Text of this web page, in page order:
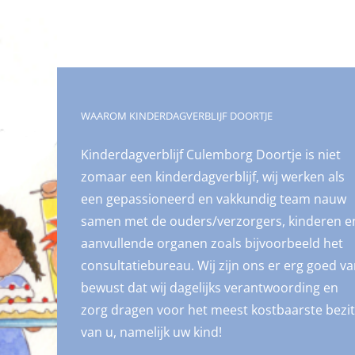
WAAROM KINDERDAGVERBLIJF DOORTJE
Kinderdagverblijf Culemborg Doortje is niet
zomaar een kinderdagverblijf, wij werken als
een gepassioneerd en vakkundig team nauw
samen met de ouders/verzorgers, kinderen
aanvullende organen zoals bijvoorbeeld het
consultatiebureau. Wij zijn ons er erg goed
bewust dat wij dagelijks verantwoording en
zorg dragen voor het meest kostbaarste bezit
van u, namelijk uw kind!